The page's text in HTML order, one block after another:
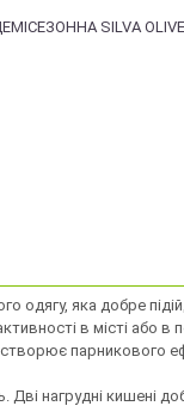
одягу, яка добре
в місті або
парникового
нагрудні кишені